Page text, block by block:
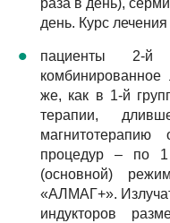
раза в день),
день. Курс
пациенты 2-й
комбинированное
же, как в 1-й
терапии,
процедур – по
(основной)
«АЛМАГ+».
индукторов